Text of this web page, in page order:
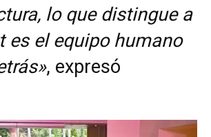
lo que distingue a
es el equipo humano
, expresó